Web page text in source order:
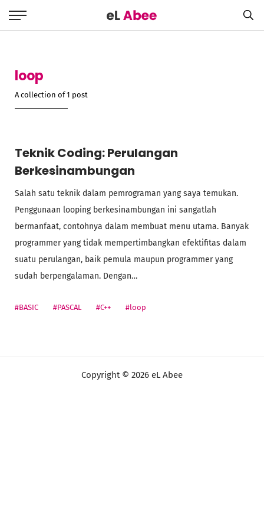
loop
A collection of 1 post
Teknik Coding: Perulangan
Berkesinambungan
Salah satu teknik dalam pemrograman yang saya temukan.
Penggunaan looping berkesinambungan ini sangatlah
bermanfaat, contohnya dalam membuat menu utama. Banyak
programmer yang tidak mempertimbangkan efektifitas dalam
suatu perulangan, baik pemula maupun programmer yang
sudah berpengalaman. Dengan…
#BASIC #PASCAL #C++ #loop
Copyright © 2026 eL Abee